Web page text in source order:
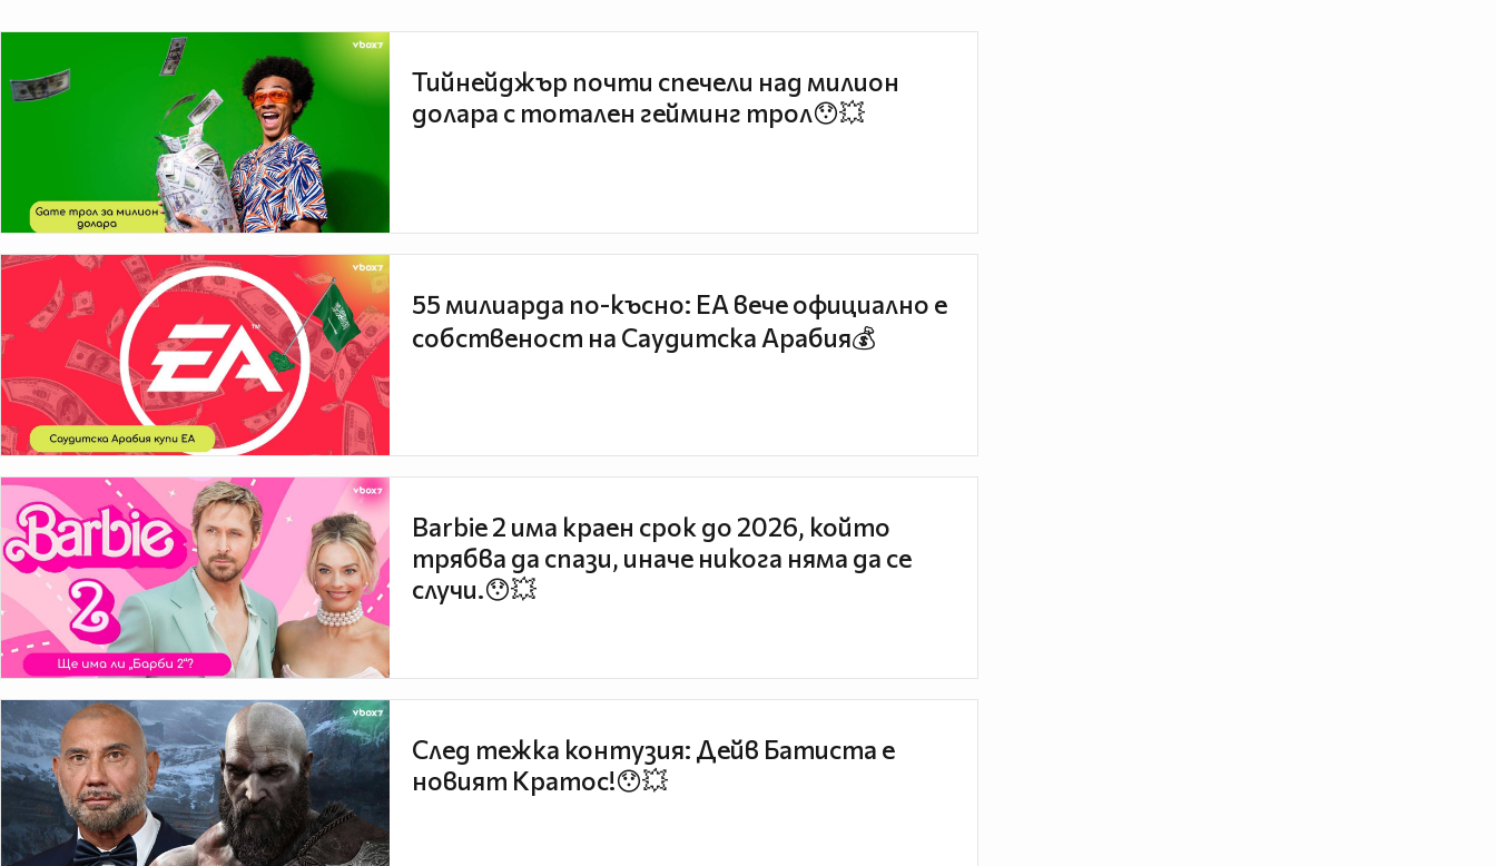
Тийнейджър почти спечели над милион
долара с тотален гейминг трол😯💥
55 милиарда по-късно: EA вече официално е
собственост на Саудитска Арабия💰
Barbie 2 има краен срок до 2026, който
трябва да спази, иначе никога няма да се
случи.😯💥
След тежка контузия: Дейв Батиста е
новият Кратос!😯💥